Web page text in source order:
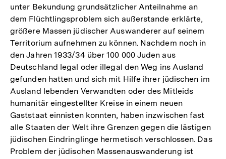
unter Bekundung grundsätzlicher Anteilnahme an
dem Flüchtlingsproblem sich außerstande erklärte,
größere Massen jüdischer Auswanderer auf seinem
Territorium aufnehmen zu können. Nachdem noch in
den Jahren 1933/34 über 100 000 Juden aus
Deutschland legal oder illegal den Weg ins Ausland
gefunden hatten und sich mit Hilfe ihrer jüdischen im
Ausland lebenden Verwandten oder des Mitleids
humanitär eingestellter Kreise in einem neuen
Gaststaat einnisten konnten, haben inzwischen fast
alle Staaten der Welt ihre Grenzen gegen die lästigen
jüdischen Eindringlinge hermetisch verschlossen. Das
Problem der jüdischen Massenauswanderung ist